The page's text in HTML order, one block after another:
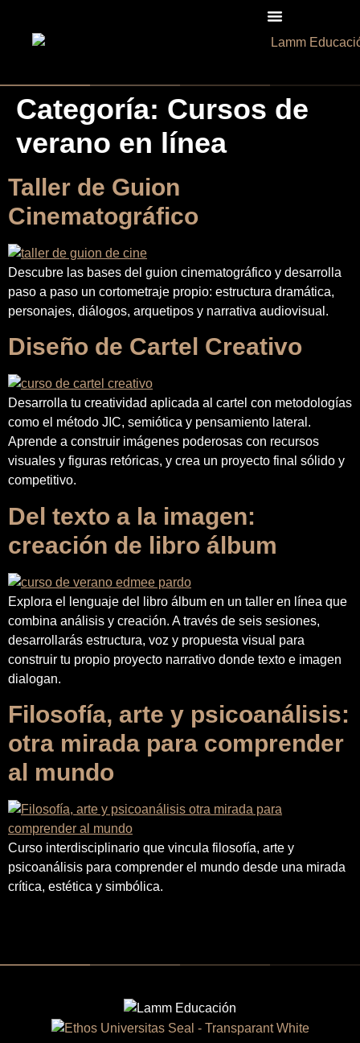
Categoría: Cursos de
verano en línea
Taller de Guion
Cinematográfico
Descubre las bases del guion cinematográfico y desarrolla
paso a paso un cortometraje propio: estructura dramática,
personajes, diálogos, arquetipos y narrativa audiovisual.
Diseño de Cartel Creativo
Desarrolla tu creatividad aplicada al cartel con metodologías
como el método JIC, semiótica y pensamiento lateral.
Aprende a construir imágenes poderosas con recursos
visuales y figuras retóricas, y crea un proyecto final sólido y
competitivo.
Del texto a la imagen:
creación de libro álbum
Explora el lenguaje del libro álbum en un taller en línea que
combina análisis y creación. A través de seis sesiones,
desarrollarás estructura, voz y propuesta visual para
construir tu propio proyecto narrativo donde texto e imagen
dialogan.
Filosofía, arte y psicoanálisis:
otra mirada para comprender
al mundo
Curso interdisciplinario que vincula filosofía, arte y
psicoanálisis para comprender el mundo desde una mirada
crítica, estética y simbólica.